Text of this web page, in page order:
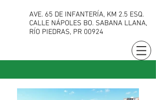
AVE. 65 DE INFANTERÍA, KM 2.5 ESQ.
CALLE NÁPOLES BO. SABANA LLANA,
RÍO PIEDRAS, PR 00924